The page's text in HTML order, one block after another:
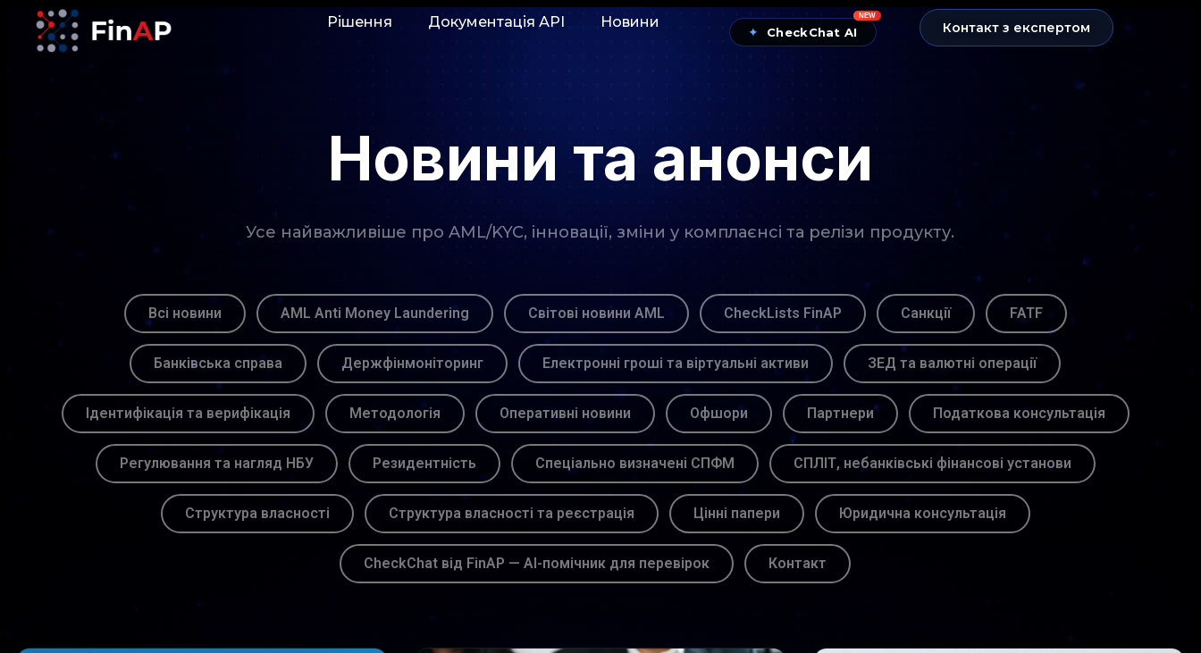
Рішення Документація АРІ Новини
✦ CheckChat AI
NEW
Контакт з експертом
Новини та анонси
Усе найважливіше про AML/KYC, інновації, зміни у комплаєнсі та релізи продукту.
Всі новини AML Anti Money Laundering Світові новини AML CheckLists FinAP Санкції FATF
Банківська справа Держфінмоніторинг Електронні гроші та віртуальні активи ЗЕД та валютні операції
Ідентифікація та верифікація Методологія Оперативні новини Офшори Партнери Податкова консультація
Регулювання та нагляд НБУ Резидентність Спеціально визначені СПФМ СПЛІТ, небанківські фінансові установи
Структура власності Структура власності та реєстрація Цінні папери Юридична консультація
CheckChat від FinAP — AI-помічник для перевірок Контакт